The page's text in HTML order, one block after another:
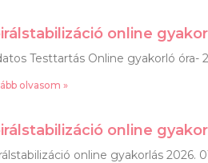
online
Testtartás Online gyakorló óra-
olvasom »
online
online gyakorlás 2026.